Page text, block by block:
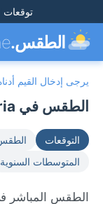
توقعات
الطقس.
يرجى إدخال القيم
الطقس في Seria, بروني 🇧🇳
التوقعات
المتوسطات السنوية